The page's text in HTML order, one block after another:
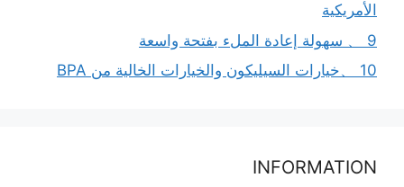
الأمريكية
9 、 سهولة إعادة الملء بفتحة واسعة
10 、خيارات السيليكون والخيارات الخالية من BPA
INFORMATION